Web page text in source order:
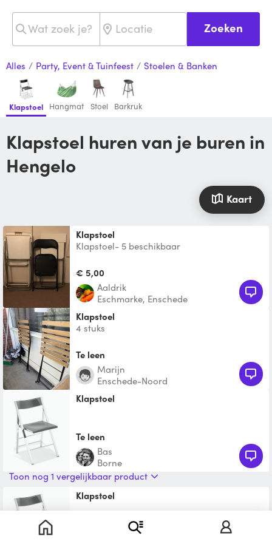
Zoeken
Alles / Party, Event & Tuinfeest / Stoelen & Banken
Klapstoel Hangmat Stoel Barkruk
Klapstoel huren van je buren in
Hengelo
Kaart
klapstoel
Klapstoel- 5 beschikbaar
€ 5,00
Aaldrik
Eschmarke, Enschede
Klapstoel
4 stuks
Te leen
Marijn
Enschede-Noord
klapstoel
Te leen
Bas
Borne
Toon nog 1 vergelijkbaar product
Klapstoel